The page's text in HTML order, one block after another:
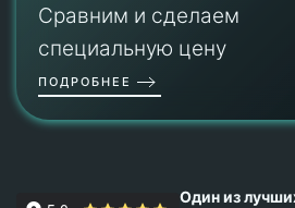
Сравним и сделаем
специальную цену
ПОДРОБНЕЕ
Один из